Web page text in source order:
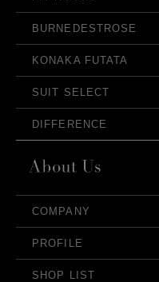
BURNEDESTROSE
KONAKA FUTATA
SUIT SELECT
DIFFERENCE
COMPANY
PROFILE
SHOP LIST